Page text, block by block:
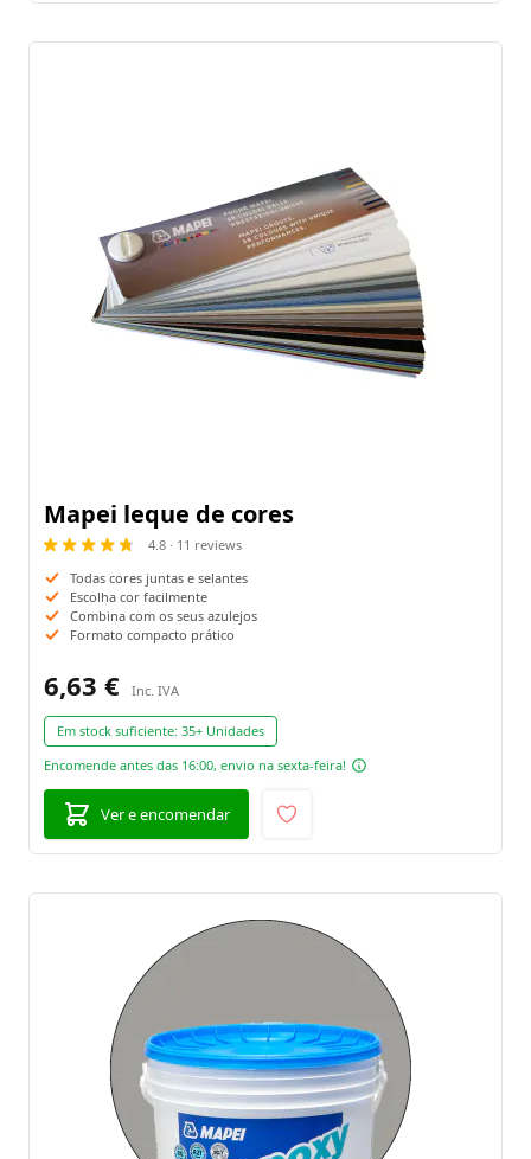
Mapei leque de cores
4.8 · 11 reviews
Todas cores juntas e selantes
Escolha cor facilmente
Combina com os seus azulejos
Formato compacto prático
6,63 €
Em stock suficiente: 35+ Unidades
Encomende antes das 16:00, envio na sexta-feira!
Ver e encomendar